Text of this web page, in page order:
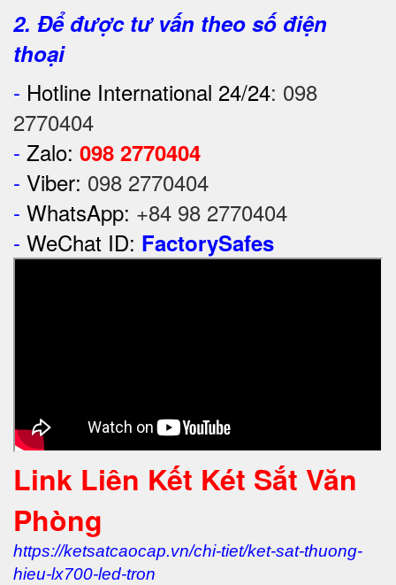
2. Để được tư vấn theo số điện
thoại
- Hotline International 24/24: 098
2770404
- Zalo: 098 2770404
- Viber: 098 2770404
- WhatsApp: +84 98 2770404
- WeChat ID: FactorySafes
Link Liên Kết Két Sắt Văn
Phòng
https://ketsatcaocap.vn/chi-tiet/ket-sat-thuong-
hieu-lx700-led-tron